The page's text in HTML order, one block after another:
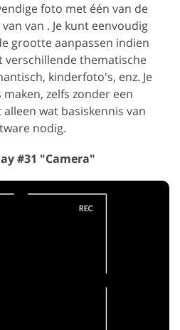
foto met één van de
van . Je kunt eenvoudig
grootte aanpassen indien
verschillende thematische
kinderfoto's, enz. Je
zelfs zonder een
alleen wat basiskennis van
nodig.
#31 "Camera"